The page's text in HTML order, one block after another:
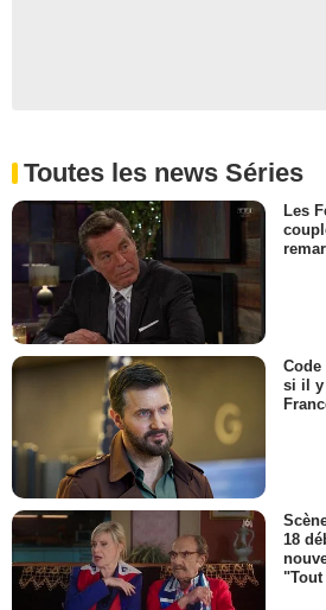
Toutes les news Séries
Les
si il y
18
"Tout